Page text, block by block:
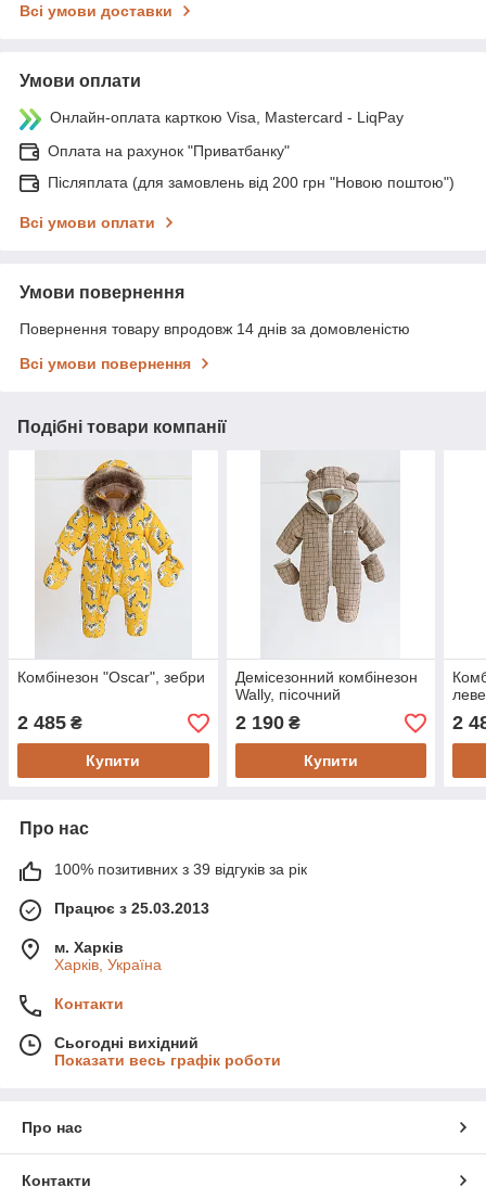
Всі умови доставки
Умови оплати
Онлайн-оплата карткою Visa, Mastercard - LiqPay
Оплата на рахунок "Приватбанку"
Післяплата (для замовлень від 200 грн "Новою поштою")
Всі умови оплати
Умови повернення
Повернення товару впродовж 14 днів за домовленістю
Всі умови повернення
Подібні товари компанії
Комбінезон "Oscar", зебри
2 485 ₴
Купити
Демісезонний комбінезон
Wally, пісочний
2 190₴
Купити
2
Про нас
100% позитивних з 39 відгуків за рік
Працює з 25.03.2013
м. Харків
Харків, Україна
Контакти
Сьогодні вихідний
Показати весь графік роботи
Про нас
Контакти